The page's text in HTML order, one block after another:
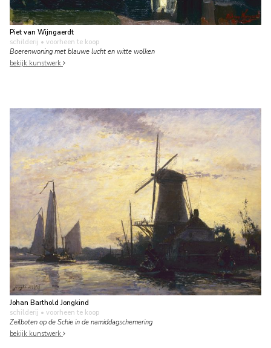
Piet van Wijngaerdt
schilderij • voorheen te koop
Boerenwoning met blauwe lucht en witte wolken
bekijk kunstwerk
Johan Barthold Jongkind
schilderij • voorheen te koop
Zeilboten op de Schie in de namiddagschemering
bekijk kunstwerk